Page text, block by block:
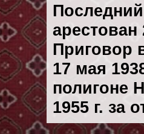
арестован
Приговор
17 мая
полигоне
1955 г. за